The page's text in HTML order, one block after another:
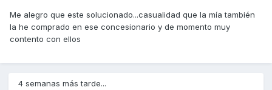
Me alegro que este solucionado...casualidad que la mía también
la he comprado en ese concesionario y de momento muy
contento con ellos
4 semanas más tarde...